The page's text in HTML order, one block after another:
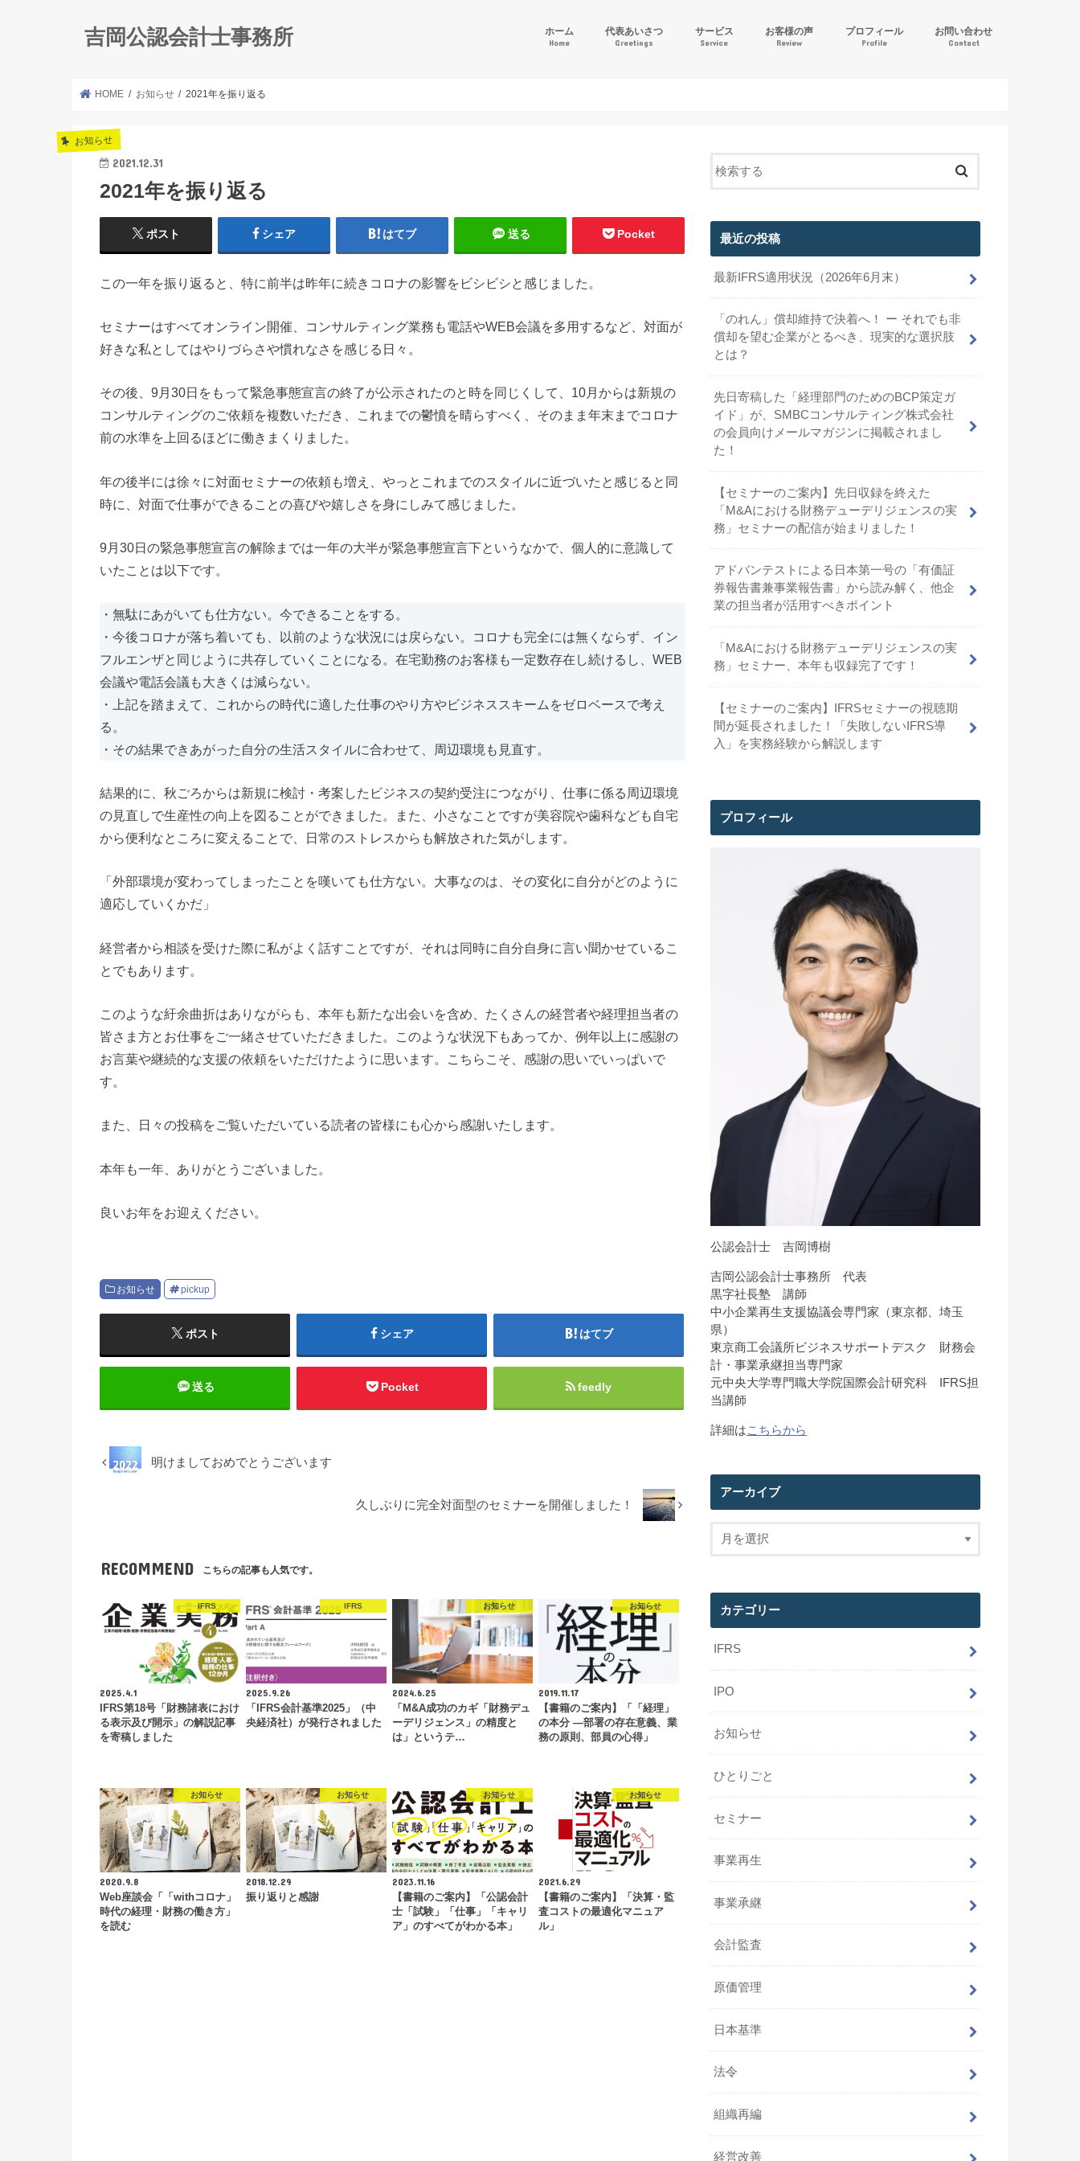
吉岡公認会計士事務所 ホーム
Home
代表あいさつ
Greetings
サービス
Service
お客様の声
Review
プロフィール
Profile
お問い合わせ
Contact
HOME お知らせ 2021年を振り返る
お知らせ
2021.12.31
2021年を振り返る
ポスト シェア はてブ 送る Pocket
この一年を振り返ると、特に前半は昨年に続きコロナの影響をビシビシと感じました。
セミナーはすべてオンライン開催、コンサルティング業務も電話やWEB会議を多用するなど、対面が
好きな私としてはやりづらさや慣れなさを感じる日々。
その後、9月30日をもって緊急事態宣言の終了が公示されたのと時を同じくして、10月からは新規の
コンサルティングのご依頼を複数いただき、これまでの鬱憤を晴らすべく、そのまま年末までコロナ
前の水準を上回るほどに働きまくりました。
年の後半には徐々に対面セミナーの依頼も増え、やっとこれまでのスタイルに近づいたと感じると同
時に、対面で仕事ができることの喜びや嬉しさを身にしみて感じました。
9月30日の緊急事態宣言の解除までは一年の大半が緊急事態宣言下というなかで、個人的に意識して
いたことは以下です。
・無駄にあがいても仕方ない。今できることをする。
・今後コロナが落ち着いても、以前のような状況には戻らない。コロナも完全には無くならず、イン
フルエンザと同じように共存していくことになる。在宅勤務のお客様も一定数存在し続けるし、WEB
会議や電話会議も大きくは減らない。
・上記を踏まえて、これからの時代に適した仕事のやり方やビジネススキームをゼロベースで考え
る。
・その結果できあがった自分の生活スタイルに合わせて、周辺環境も見直す。
結果的に、秋ごろからは新規に検討・考案したビジネスの契約受注につながり、仕事に係る周辺環境
の見直しで生産性の向上を図ることができました。また、小さなことですが美容院や歯科なども自宅
から便利なところに変えることで、日常のストレスからも解放された気がします。
「外部環境が変わってしまったことを嘆いても仕方ない。大事なのは、その変化に自分がどのように
適応していくかだ」
経営者から相談を受けた際に私がよく話すことですが、それは同時に自分自身に言い聞かせているこ
とでもあります。
このような紆余曲折はありながらも、本年も新たな出会いを含め、たくさんの経営者や経理担当者の
皆さま方とお仕事をご一緒させていただきました。このような状況下もあってか、例年以上に感謝の
お言葉や継続的な支援の依頼をいただけたように思います。こちらこそ、感謝の思いでいっぱいで
す。
また、日々の投稿をご覧いただいている読者の皆様にも心から感謝いたします。
本年も一年、ありがとうございました。
良いお年をお迎えください。
お知らせ pickup
ポスト シェア はてブ
送る Pocket feedly
明けましておめでとうございます
久しぶりに完全対面型のセミナーを開催しました！
RECOMMEND こちらの記事も人気です。
IFRS
2025.4.1
IFRS第18号「財務諸表におけ
る表示及び開示」の解説記事
を寄稿しました
IFRS
2025.9.26
「IFRS会計基準2025」（中
央経済社）が発行されました
お知らせ
2024.6.25
「M&A成功のカギ「財務デュ
ーデリジェンス」の精度と
は」というテ…
お知らせ
2019.11.17
【書籍のご案内】「「経理」
の本分 ―部署の存在意義、業
務の原則、部員の心得」
お知らせ
2020.9.8
Web座談会「「withコロナ」
時代の経理・財務の働き方」
を読む
お知らせ
2018.12.29
振り返りと感謝
お知らせ
2023.11.16
【書籍のご案内】「公認会計
士「試験」「仕事」「キャリ
ア」のすべてがわかる本」
お知らせ
2021.6.29
【書籍のご案内】「決算・監
査コストの最適化マニュア
ル」
最近の投稿
最新IFRS適用状況（2026年6月末）
「のれん」償却維持で決着へ！ ー それでも非
償却を望む企業がとるべき、現実的な選択肢
とは？
先日寄稿した「経理部門のためのBCP策定ガ
イド」が、SMBCコンサルティング株式会社
の会員向けメールマガジンに掲載されまし
た！
【セミナーのご案内】先日収録を終えた
「M&Aにおける財務デューデリジェンスの実
務」セミナーの配信が始まりました！
アドバンテストによる日本第一号の「有価証
券報告書兼事業報告書」から読み解く、他企
業の担当者が活用すべきポイント
「M&Aにおける財務デューデリジェンスの実
務」セミナー、本年も収録完了です！
【セミナーのご案内】IFRSセミナーの視聴期
間が延長されました！「失敗しないIFRS導
入」を実務経験から解説します
プロフィール
公認会計士 吉岡博樹
吉岡公認会計士事務所 代表
黒字社長塾 講師
中小企業再生支援協議会専門家（東京都、埼玉
県）
東京商工会議所ビジネスサポートデスク 財務会
計・事業承継担当専門家
元中央大学専門職大学院国際会計研究科 IFRS担
当講師
詳細はこちらから
アーカイブ
カテゴリー
IFRS
IPO
お知らせ
ひとりごと
セミナー
事業再生
事業承継
会計監査
原価管理
日本基準
法令
組織再編
経営改善